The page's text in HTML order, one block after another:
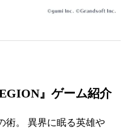
』ゲーム紹介
術。 異界に眠る英雄や